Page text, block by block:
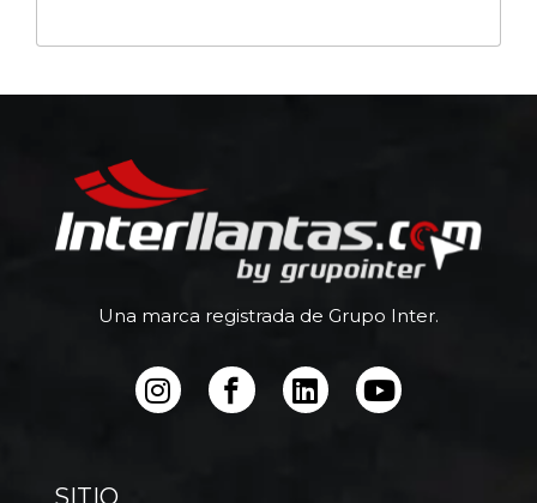
Una marca registrada de Grupo Inter.
SITIO